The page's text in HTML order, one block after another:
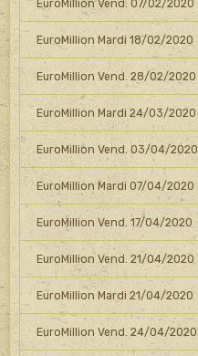
EuroMillion Vend. 07/02/2020
EuroMillion Mardi 18/02/2020
EuroMillion Vend. 28/02/2020
EuroMillion Mardi 24/03/2020
EuroMillion Vend. 03/04/2020
EuroMillion Mardi 07/04/2020
EuroMillion Vend. 17/04/2020
EuroMillion Vend. 21/04/2020
EuroMillion Mardi 21/04/2020
EuroMillion Vend. 24/04/2020